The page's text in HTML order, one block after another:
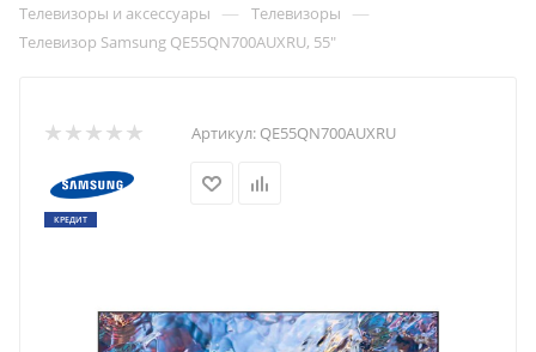
Телевизоры и аксессуары — Телевизоры —
Телевизор Samsung QE55QN700AUXRU, 55"
Артикул: QE55QN700AUXRU
КРЕДИТ